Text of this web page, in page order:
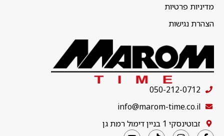
מדיניות פרטיות
הצהרת נגישות
050-212-0712
info@marom-time.co.il
זבוטינסקי 1 בניין דימול רמת גן